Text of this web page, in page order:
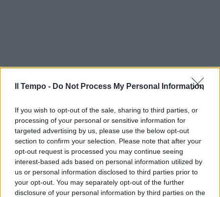
Il Tempo - Do Not Process My Personal Information
If you wish to opt-out of the sale, sharing to third parties, or
processing of your personal or sensitive information for
targeted advertising by us, please use the below opt-out
section to confirm your selection. Please note that after your
opt-out request is processed you may continue seeing
interest-based ads based on personal information utilized by
us or personal information disclosed to third parties prior to
your opt-out. You may separately opt-out of the further
disclosure of your personal information by third parties on the